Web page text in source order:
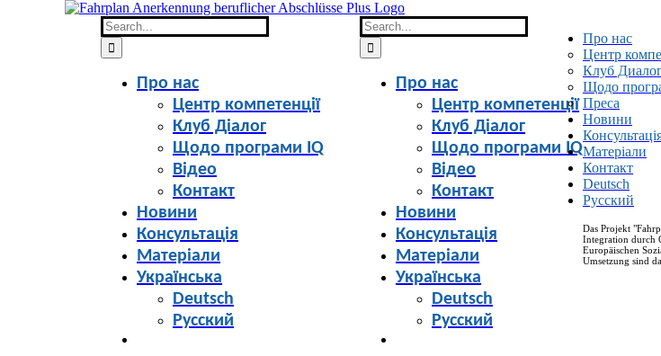
Skip
content
Search
for:
Про нас
Центр компетенції
Клуб Діалог
Щодо програми IQ
Відео
Контакт
Новини
Консультація
Матеріали
Українська
Deutsch
Русский
Search
for:
Про нас
Центр компетенції
Клуб Діалог
Щодо програми IQ
Відео
Контакт
Новини
Консультація
Матеріали
Українська
Deutsch
Русский
Про нас
Центр
Клуб
Щодо
Преса
Новини
Матеріали
Контакт
Deutsch
Русский
Das Projekt
Integration durch
Europäischen
Umsetzung sind